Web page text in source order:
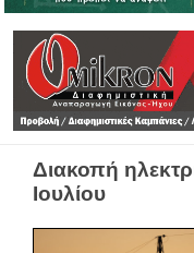
Διακοπή
Ιουλίου